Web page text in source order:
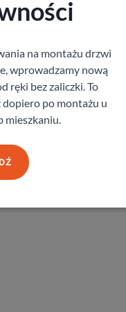
na montażu drzwi
wprowadzamy nową
ręki bez zaliczki. To
dopiero po montażu u
mieszkaniu.